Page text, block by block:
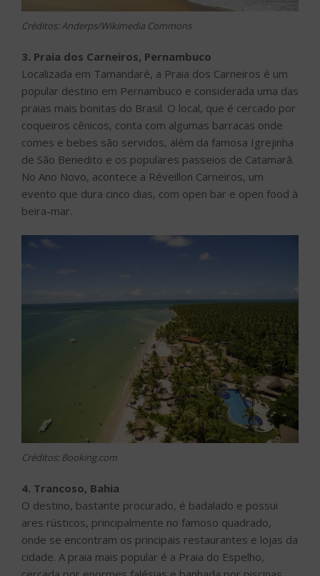
Créditos: Anderps/Wikimedia Commons
3. Praia dos Carneiros, Pernambuco
Localizada em Tamandaré, a Praia dos Carneiros é um
popular destino em Pernambuco e considerada uma das
praias mais bonitas do Brasil. O local, que é cercado por
coqueiros cênicos, conta com algumas barracas onde
comes e bebes são servidos, além da famosa Igrejinha
de São Benedito e os populares passeios de Catamarã.
No Ano Novo, acontece a Réveillon Carneiros, um
evento que dura cinco dias, com open bar e open food à
beira-mar.
Créditos: Booking.com
4. Trancoso, Bahia
O destino, bastante procurado, é badalado e possui
ares rústicos, principalmente no famoso quadrado,
onde se encontram os principais restaurantes e lojas da
cidade. A praia mais popular é a Praia do Espelho,